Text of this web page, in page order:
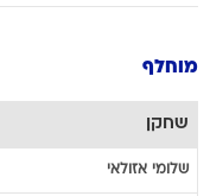
מוחלף
שחקן
שלומי אזולאי